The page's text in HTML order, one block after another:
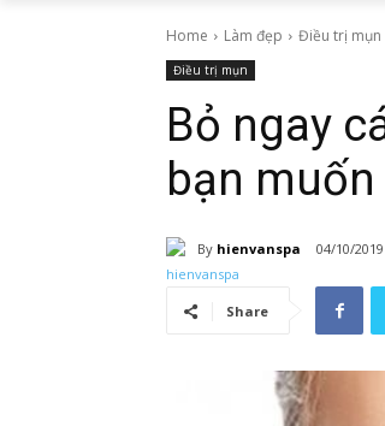
Home Làm đẹp Điều trị mụn
Điều trị mụn
Bỏ ngay
bạn
By hienvanspa 04/10/2019
Share